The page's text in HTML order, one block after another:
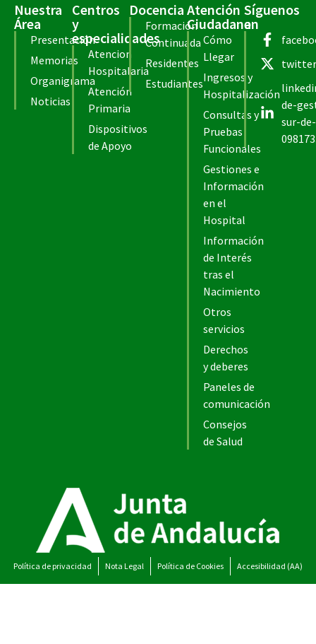
Nuestra
Área
Presentación
Memorias
Organigrama
Noticias
Centros
y
especialidades
Atencion
Hospitalaria
Atención
Primaria
Dispositivos
de Apoyo
Docencia
Formación
Continuada
Residentes
Estudiantes
Atención
Ciudadana
Cómo
Llegar
Ingresos y
Hospitalización
Consultas y
Pruebas
Funcionales
Gestiones e
Información
en el
Hospital
Información
de Interés
tras el
Nacimiento
Otros
servicios
Derechos
y deberes
Paneles de
comunicación
Consejos
de Salud
Síguenos
en
de-
sur-
Política de privacidad Nota Legal Política de Cookies Accesibilidad (AA)